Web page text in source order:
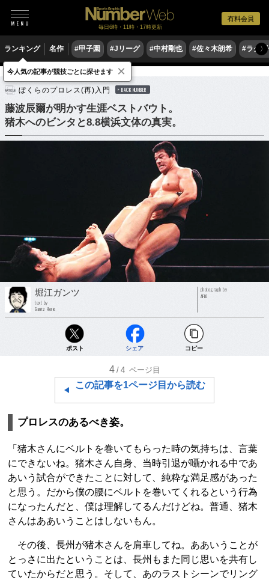
有料会員
毎日6時・11時・17時更新
ランキング 名作 #甲子園 #Jリーグ #中村剛也 #佐々木朗希 #ラグ〉
格闘技 プロレス
ぼくらのプロレス(再)入門 BACK NUMBER
藤波辰爾が明かす生涯ベストバウト。
猪木へのビンタと8.8横浜文体の真実。
堀江ガンツ
text by
Gantz Horie
photograph by
AFLO
ポスト シェア コピー
4 /4 ページ目
この記事を1ページ目から読む
プロレスのあるべき姿。
「猪木さんにベルトを巻いてもらった時の気持ちは、言葉
にできないね。猪木さん自身、当時引退が囁かれる中であ
あいう試合ができたことに対して、純粋な満足感があった
と思う。だから僕の腰にベルトを巻いてくれるという行為
になったんだと、僕は理解してるんだけどね。普通、猪木
さんはああいうことはしないもん。
その後、長州が猪木さんを肩車してね。ああいうことが
とっさに出たということは、長州もまた同じ思いを共有し
ていたからだと思う。そして、あのラストシーンでリング
今人気の記事が競技ごとに探せます ×